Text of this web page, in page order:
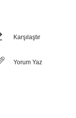
Karşılaştır
Yorum Yaz